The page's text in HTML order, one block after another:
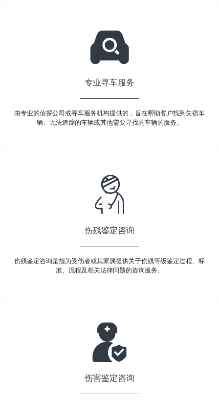
专业寻车服务
由专业的侦探公司或寻车服务机构提供的，旨在帮助客户找到失窃车
辆、无法追踪的车辆或其他需要寻找的车辆的服务。
伤残鉴定咨询
伤残鉴定咨询是指为受伤者或其家属提供关于伤残等级鉴定过程、标
准、流程及相关法律问题的咨询服务。
伤害鉴定咨询